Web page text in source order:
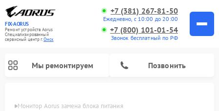
FIX-AORUS
Ремонт устройств Aorus
Специализированный
cервисный центр г.Омск
+7 (381) 267-81-50
Ежедневно, с 10:00 до 20:00
+7 (800) 101-01-54
Звонок бесплатный по РФ
Мы ремонтируем Позвонить
Монитор Aorus замена блока питания